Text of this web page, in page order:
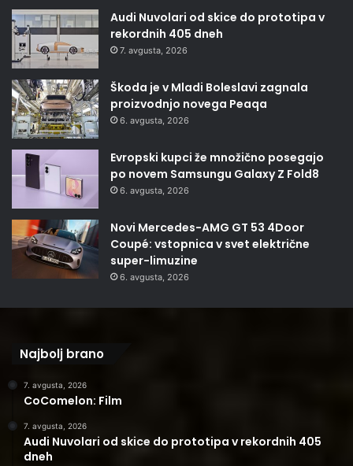
Audi Nuvolari od skice do prototipa v
rekordnih 405 dneh
7. avgusta, 2026
Škoda je v Mladi Boleslavi zagnala
proizvodnjo novega Peaqa
6. avgusta, 2026
Evropski kupci že množično posegajo
po novem Samsungu Galaxy Z Fold8
6. avgusta, 2026
Novi Mercedes-AMG GT 53 4Door
Coupé: vstopnica v svet električne
super-limuzine
6. avgusta, 2026
Najbolj brano
7. avgusta, 2026
CoComelon: Film
7. avgusta, 2026
Audi Nuvolari od skice do prototipa v rekordnih 405
dneh